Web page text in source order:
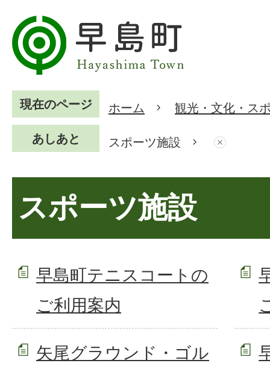
現在のページ ホーム 観光・文化・ス
あしあと スポーツ施設
スポーツ施設
早島町テニスコートの
ご利用案内
矢尾グラウンド・ゴル